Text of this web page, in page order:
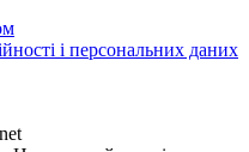
і персональних даних